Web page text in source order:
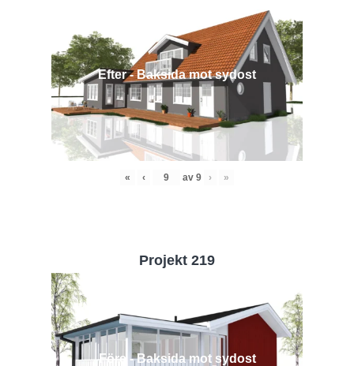
Efter - Baksida mot sydost
« ‹ av 9 › »
Projekt 219
Före - Baksida mot sydost